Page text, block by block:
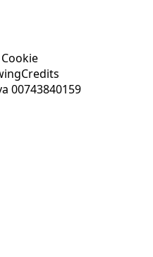
Credits
00743840159